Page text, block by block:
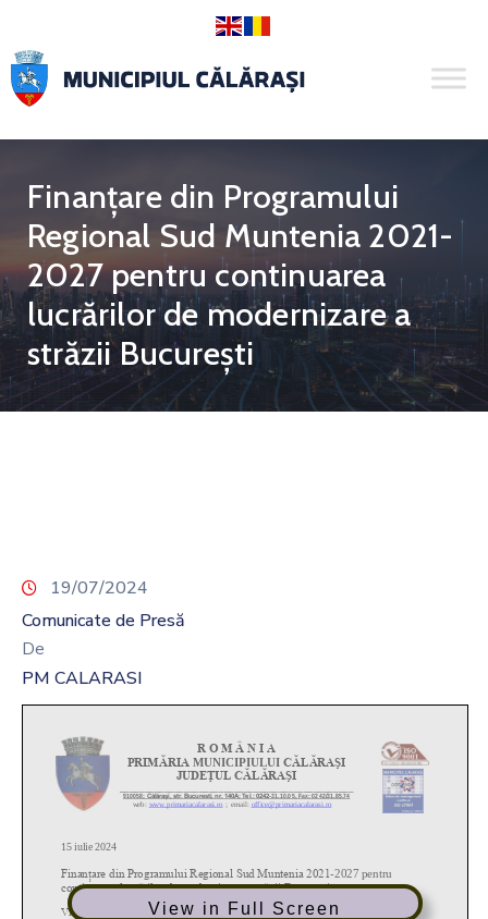
Finanțare din Programului
Regional Sud Muntenia 2021-
2027 pentru continuarea
lucrărilor de modernizare a
străzii București
19/07/2024
Comunicate de Presă
De
PM CALARASI
View in Full Screen